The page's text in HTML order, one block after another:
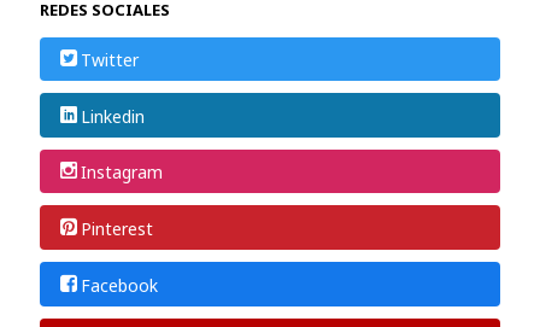
REDES SOCIALES
Twitter
Linkedin
Instagram
Pinterest
Facebook